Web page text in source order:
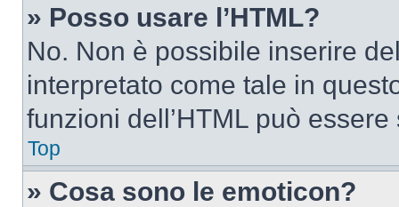
» Posso usare l’HTML?
No. Non è possibile inserire
interpretato come tale in
funzioni dell’HTML può
Top
» Cosa sono le emoticon?